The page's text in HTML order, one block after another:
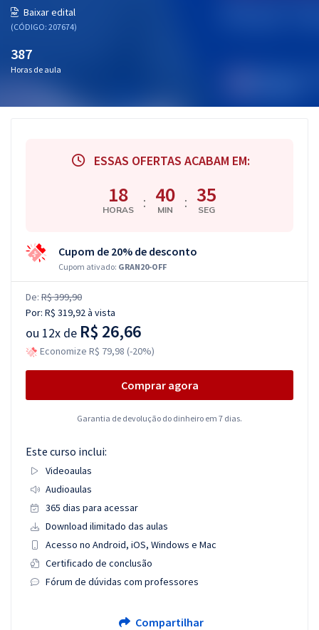
Aprovados
Baixar edital
(CÓDIGO: 207674)
387
Horas de aula
ESSAS OFERTAS ACABAM EM:
18
HORAS : 40
MIN : 34
SEG
Cupom de 20% de desconto
Cupom ativado: GRAN20-OFF
De: R$ 399,90
Por: R$ 319,92à vista
ou 12x de R$ 26,66
Economize R$ 79,98 (-20%)
Comprar agora
Garantia de devolução do dinheiro em 7 dias.
Este curso inclui:
Videoaulas
Audioaulas
365 dias para acessar
Download ilimitado das aulas
Acesso no Android, iOS, Windows e Mac
Certificado de conclusão
Fórum de dúvidas com professores
Compartilhar